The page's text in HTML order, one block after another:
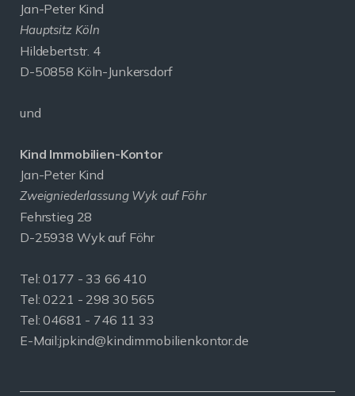
Jan-Peter Kind
Hauptsitz Köln
Hildebertstr. 4
D-50858 Köln-Junkersdorf
und
Kind Immobilien-Kontor
Jan-Peter Kind
Zweigniederlassung Wyk auf Föhr
Fehrstieg 28
D-25938 Wyk auf Föhr
Tel:0177 - 33 66 410
Tel: 0221 - 298 30 565
Tel: 04681 - 746 11 33
E-Mail:jpkind@kindimmobilienkontor.de